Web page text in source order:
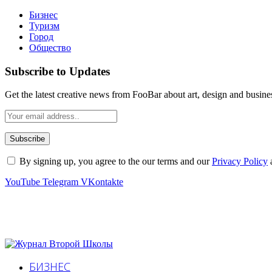
Бизнес
Туризм
Город
Общество
Subscribe to Updates
Get the latest creative news from FooBar about art, design and
By signing up, you agree to the our terms and ourPrivacy Policy
YouTube Telegram VKontakte
БИЗНЕС